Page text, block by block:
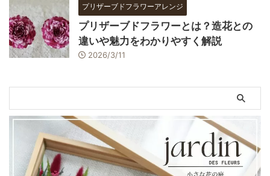
プリザーブドフラワーアレンジ
プリザーブドフラワーとは？造花との
違いや魅力をわかりやすく解説
2026/3/11